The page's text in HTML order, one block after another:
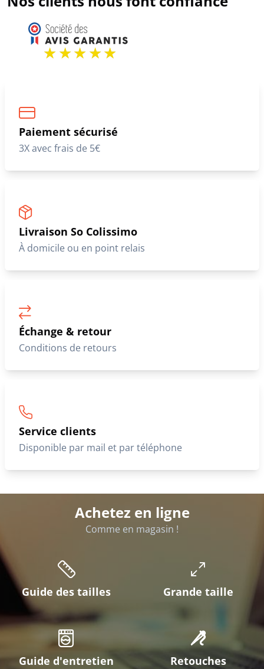
Paiement sécurisé
3X avec frais de 5€
Livraison So Colissimo
À domicile ou en point relais
Échange & retour
Conditions de retours
Service clients
Disponible par mail et par téléphone
Achetez en ligne
Comme en magasin !
Guide des tailles Grande taille
Guide d'entretien Retouches